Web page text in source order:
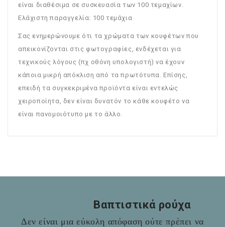
είναι διαθέσιμα σε συσκευασία των 100 τεμαχίων.
Ελάχιστη παραγγελία: 100 τεμάχια
Σας ενημερώνουμε ότι τα χρώματα των κουφέτων που
απεικονίζονται στις φωτογραφίες, ενδέχεται για
τεχνικούς λόγους (πχ οθόνη υπολογιστή) να έχουν
κάποια μικρή απόκλιση από τα πρωτότυπα. Επίσης,
επειδή τα συγκεκριμένα προϊόντα είναι εντελώς
χειροποίητα, δεν είναι δυνατόν το κάθε κουφέτο να
είναι πανομοιότυπο με το άλλο.
Βαπτιστικά ρούχα
Δεν είναι μια εύκολη απόφαση ούτε πρέπει να